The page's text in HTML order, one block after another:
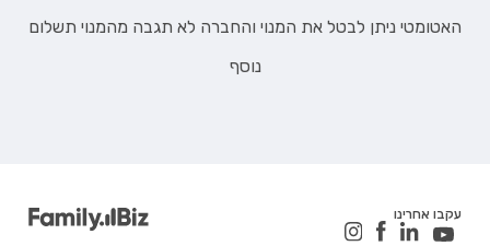
האטומטי ניתן לבטל את המנוי והחברה לא תגבה מהמנוי תשלום
נוסף
עקבו אחרינו